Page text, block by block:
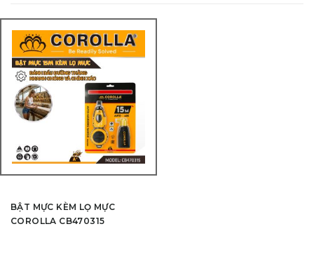
BẬT MỰC KÈM LỌ MỰC
COROLLA CB470315